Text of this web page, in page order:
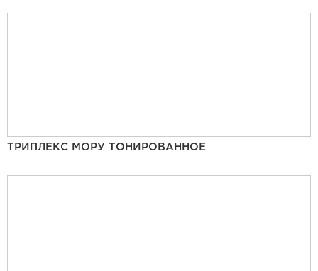
ТРИПЛЕКС МОРУ ТОНИРОВАННОЕ